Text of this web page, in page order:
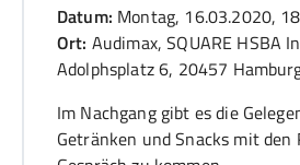
Datum: Montag, 16.03.2020,
Ort: Audimax, SQUARE HSBA
Adolphsplatz 6, 20457
Im Nachgang gibt es die
Getränken und Snacks mit den